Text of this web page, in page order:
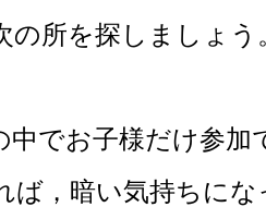
の所を探しましょう
お子様だけ参加
ば，暗い気持ちに